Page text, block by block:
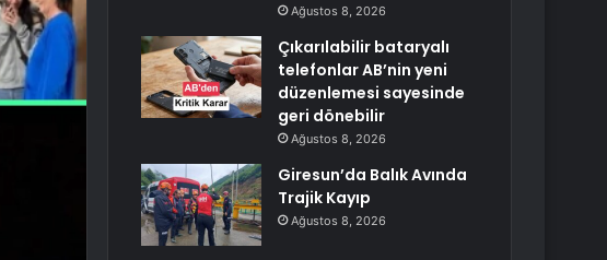
Ağustos 8, 2026
Çıkarılabilir bataryalı
telefonlar AB’nin yeni
düzenlemesi sayesinde
geri dönebilir
Ağustos 8, 2026
Giresun’da Balık Avında
Trajik Kayıp
Ağustos 8, 2026